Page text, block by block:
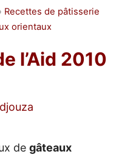
Recettes de pâtisserie
orientaux
l’Aid 2010
djouza
de gâteaux